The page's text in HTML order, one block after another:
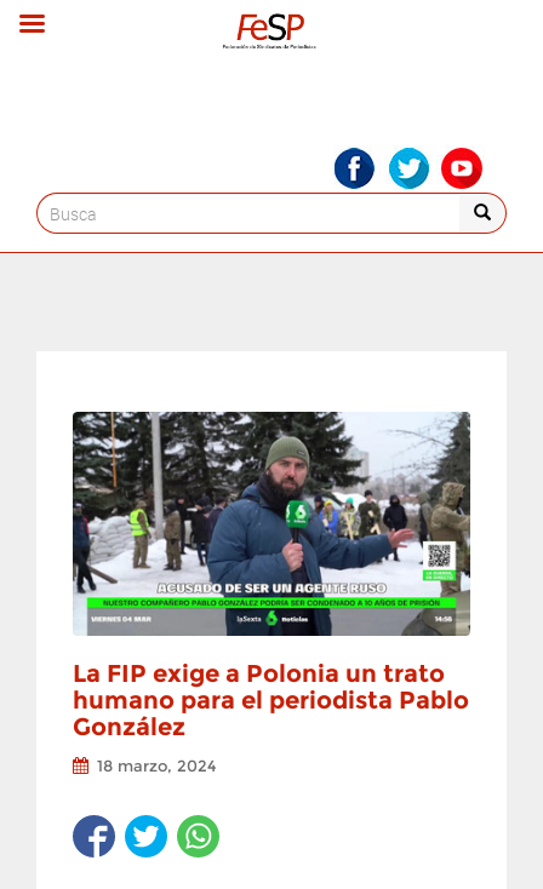
Search
for:
La FIP exige a Polonia un trato
humano para el periodista Pablo
González
18 marzo, 2024